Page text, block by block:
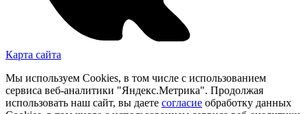
Карта сайта
Мы используем Cookies, в том числе с использованием
сервиса веб-аналитики "Яндекс.Метрика". Продолжая
использовать наш сайт, вы даете согласие обработку данных